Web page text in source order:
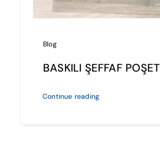
Blog
BASKILI ŞEFFAF POŞET
Continue reading